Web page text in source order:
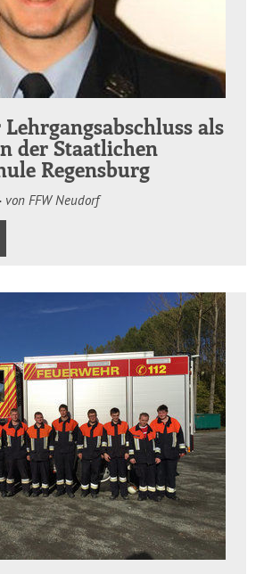
als
der Staatlichen
Regensburg
von FFW Neudorf